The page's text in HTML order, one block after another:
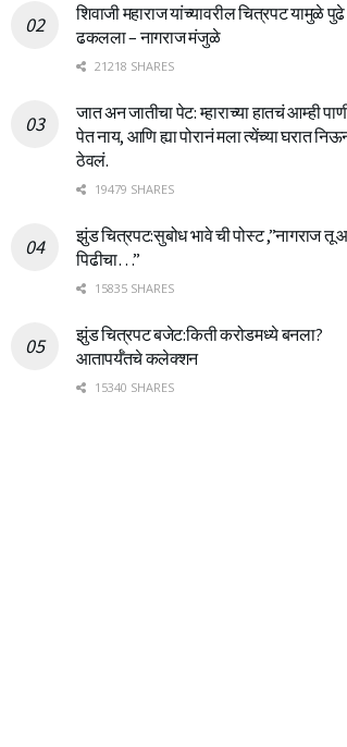
शिवाजी महाराज यांच्यावरील चित्रपट यामुळे पुढे
ढकलला – नागराज मंजुळे
21218 SHARES
जात अन जातीचा पेट: म्हाराच्या हातचं आम्ही
पेत नाय, आणि ह्या पोरानं मला त्येंच्या घरात
ठेवलं.
19479 SHARES
झुंड चित्रपट:सुबोध भावे ची पोस्ट ,”नागराज तू
पिढीचा…”
15835 SHARES
झुंड चित्रपट बजेट:किती करोडमध्ये बनला?
आतापर्यँतचे कलेक्शन
15340 SHARES